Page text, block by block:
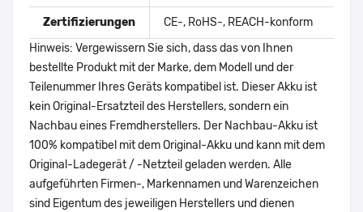
Zertifizierungen
CE-, RoHS-, REACH-konform
Hinweis: Vergewissern Sie sich, dass das von Ihnen
bestellte Produkt mit der Marke, dem Modell und der
Teilenummer Ihres Geräts kompatibel ist. Dieser Akku ist
kein Original-Ersatzteil des Herstellers, sondern ein
Nachbau eines Fremdherstellers. Der Nachbau-Akku ist
100% kompatibel mit dem Original-Akku und kann mit dem
Original-Ladegerät / -Netzteil geladen werden. Alle
aufgeführten Firmen-, Markennamen und Warenzeichen
sind Eigentum des jeweiligen Herstellers und dienen